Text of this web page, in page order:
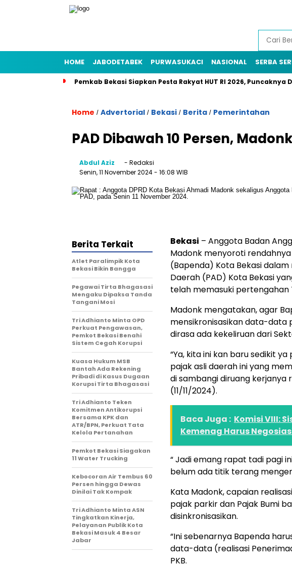
HOME JABODETABEK PURWASUKACI NASIONAL SERBA
Pemkab Bekasi Siapkan Pesta Rakyat HUT RI 2026, Puncaknya
Home / Advertorial / Bekasi / Berita / Pemerintahan
PAD Dibawah 10 Persen,
Abdul Aziz
- Redaksi
Senin, 11 November 2024- 16:08 WIB
Bekasi – Anggota Badan
Madonk menyoroti
(Bapenda) Kota Bekasi
Daerah (PAD) Kota Bekasi
telah memasuki pertengahan
Madonk mengatakan, agar
mensikronisasikan data-data
dirasa ada kekeliruan dari
“Ya, kita ini kan baru sedikit
pajak asli daerah ini yang
di sambangi diruang kerjanya
(11/11/2024).
Baca Juga : Komisi VIII:
Kemenag Harus
“ Jadi emang rapat tadi pagi
belum ada titik terang
Kata Madonk, capaian
pajak parkir dan Pajak Bumi
disinkronisasikan.
“Ini sebenarnya Bapenda
data-data (realisasi
PKB.
Berita Terkait
Atlet Paralimpik Kota
Bekasi Bikin Bangga
Pegawai Tirta Bhagasasi
Mengaku Dipaksa Tanda
Tangani Mosi
Tri Adhianto Minta OPD
Perkuat Pengawasan,
Pemkot Bekasi Benahi
Sistem Cegah Korupsi
Kuasa Hukum MSB
Bantah Ada Rekening
Pribadi di Kasus Dugaan
Korupsi Tirta Bhagasasi
Tri Adhianto Teken
Komitmen Antikorupsi
Bersama KPK dan
ATR/BPN, Perkuat Tata
Kelola Pertanahan
Pemkot Bekasi Siagakan
11 Water Trucking
Kebocoran Air Tembus 60
Persen hingga Dewas
Dinilai Tak Kompak
Tri Adhianto Minta ASN
Tingkatkan Kinerja,
Pelayanan Publik Kota
Bekasi Masuk 4 Besar
Jabar